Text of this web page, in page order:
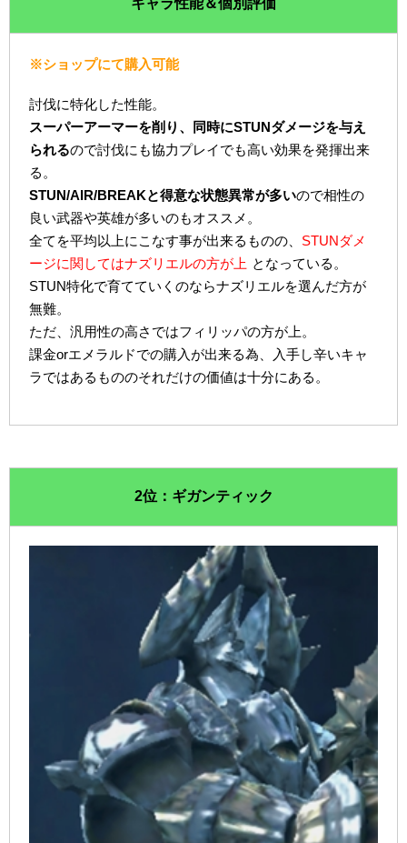
キャラ性能＆個別評価
※ショップにて購入可能
討伐に特化した性能。
スーパーアーマーを削り、同時にSTUNダメージを与え
られるので討伐にも協力プレイでも高い効果を発揮出来
る。
STUN/AIR/BREAKと得意な状態異常が多いので相性の
良い武器や英雄が多いのもオススメ。
全てを平均以上にこなす事が出来るものの、 STUNダメ
ージに関してはナズリエルの方が上 となっている。
STUN特化で育てていくのならナズリエルを選んだ方が
無難。
ただ、汎用性の高さではフィリッパの方が上。
課金orエメラルドでの購入が出来る為、入手し辛いキャ
ラではあるもののそれだけの価値は十分にある。
2位：ギガンティック